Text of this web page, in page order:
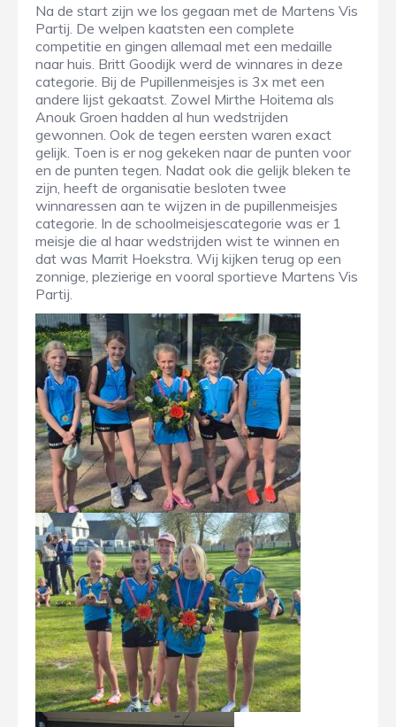
Na de start zijn we los gegaan met de Martens Vis
Partij. De welpen kaatsten een complete
competitie en gingen allemaal met een medaille
naar huis. Britt Goodijk werd de winnares in deze
categorie. Bij de Pupillenmeisjes is 3x met een
andere lijst gekaatst. Zowel Mirthe Hoitema als
Anouk Groen hadden al hun wedstrijden
gewonnen. Ook de tegen eersten waren exact
gelijk. Toen is er nog gekeken naar de punten voor
en de punten tegen. Nadat ook die gelijk bleken te
zijn, heeft de organisatie besloten twee
winnaressen aan te wijzen in de pupillenmeisjes
categorie. In de schoolmeisjescategorie was er 1
meisje die al haar wedstrijden wist te winnen en
dat was Marrit Hoekstra. Wij kijken terug op een
zonnige, plezierige en vooral sportieve Martens Vis
Partij.